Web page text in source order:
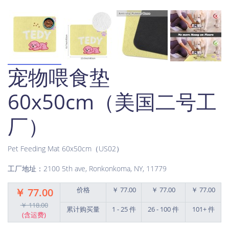
宠物喂食垫
60x50cm（美国二号工
厂）
Pet Feeding Mat 60x50cm（US02）
工厂地址：2100 5th ave, Ronkonkoma, NY, 11779
￥ 77.00
￥ 118.00
(含运费)
价格 ￥ 77.00 ￥ 77.00 ￥ 77.00
累计购买量 1 - 25 件 26 - 100 件 101+ 件